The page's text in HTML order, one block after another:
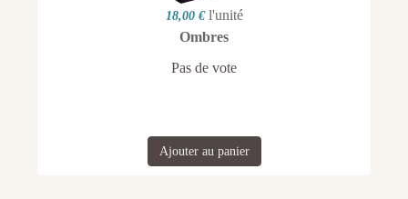
18,00 € l'unité
Ombres
Pas de vote
Ajouter au panier